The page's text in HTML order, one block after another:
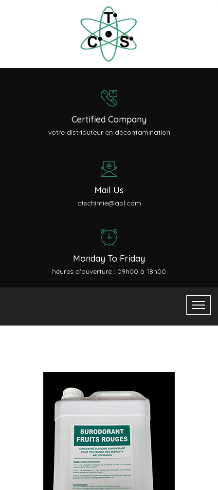
Certified Company
votre distributeur en décontamination
Mail Us
ctschimie@aol.com
Monday To Friday
heures d'ouverture : 09h00 à 18h00